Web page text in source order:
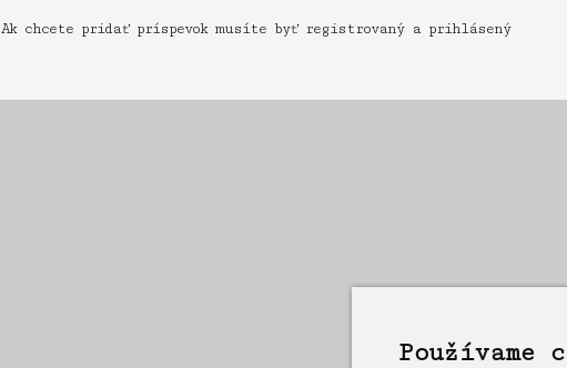
Používame
Ak chcete pridať príspevok musíte byť registrovaný a prihlásený